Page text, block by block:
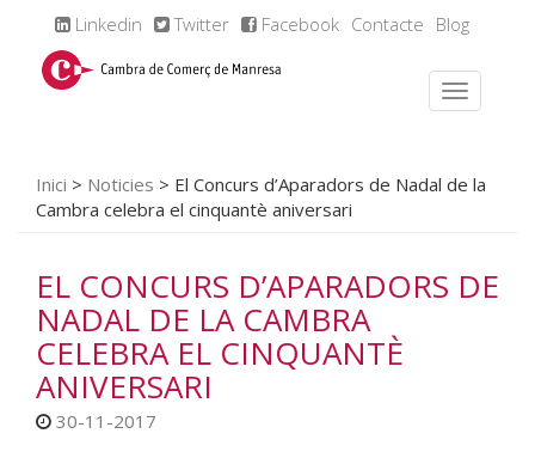
Linkedin Twitter Facebook Contacte Blog
Inici > Noticies > El Concurs d’Aparadors de Nadal de la
Cambra celebra el cinquantè aniversari
EL CONCURS D’APARADORS DE
NADAL DE LA CAMBRA
CELEBRA EL CINQUANTÈ
ANIVERSARI
30-11-2017